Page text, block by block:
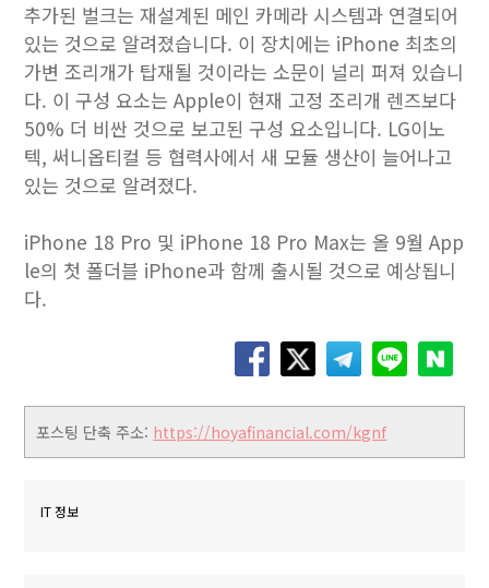
추가된 벌크는 재설계된 메인 카메라 시스템과 연결되어
있는 것으로 알려졌습니다. 이 장치에는 iPhone 최초의
가변 조리개가 탑재될 것이라는 소문이 널리 퍼져 있습니
다. 이 구성 요소는 Apple이 현재 고정 조리개 렌즈보다
50% 더 비싼 것으로 보고된 구성 요소입니다. LG이노
텍, 써니옵티컬 등 협력사에서 새 모듈 생산이 늘어나고
있는 것으로 알려졌다.
‌iPhone 18 Pro‌ 및 ‌iPhone 18 Pro‌ Max는 올 9월 App
le의 첫 폴더블 iPhone과 함께 출시될 것으로 예상됩니
다.
포스팅 단축 주소: https://hoyafinancial.com/kgnf
IT 정보